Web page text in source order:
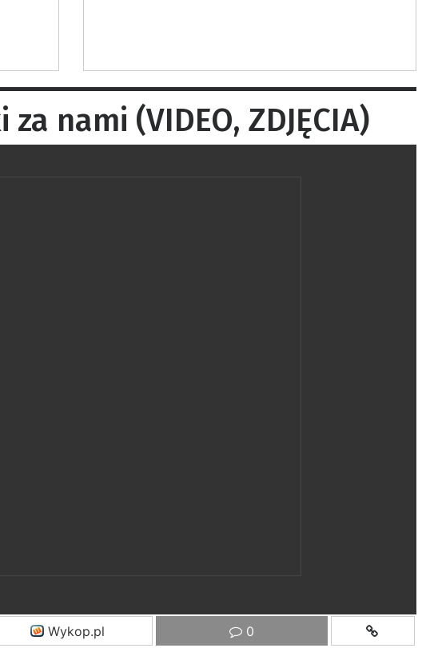
nami (VIDEO, ZDJĘCIA)
Wykop.pl 0